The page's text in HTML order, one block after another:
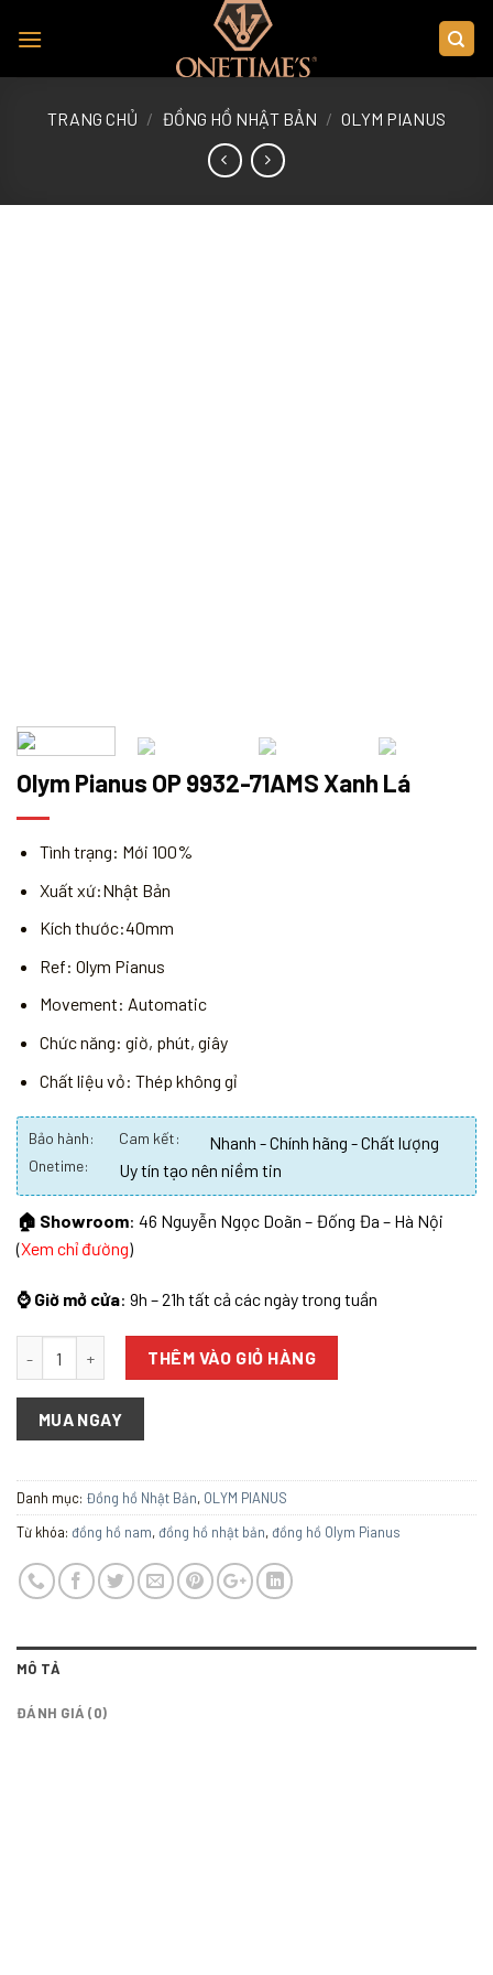
TRANG CHỦ / ĐỒNG HỒ NHẬT BẢN / OLYM PIANUS
Olym Pianus OP 9932-71AMS Xanh Lá
Tình trạng: Mới 100%
Xuất xứ:Nhật Bản
Kích thước:40mm
Ref: Olym Pianus
Movement: Automatic
Chức năng: giờ, phút, giây
Chất liệu vỏ: Thép không gỉ
Bảo hành: Cam kết: Nhanh - Chính hãng - Chất lượng
Onetime: Uy tín tạo nên niềm tin
🏠 Showroom: 46 Nguyễn Ngọc Doãn – Đống Đa – Hà Nội
(Xem chỉ đường)
⌚ Giờ mở cửa: 9h – 21h tất cả các ngày trong tuần
THÊM VÀO GIỎ HÀNG
MUA NGAY
Danh mục: Đồng hồ Nhật Bản, OLYM PIANUS
Từ khóa: đồng hồ nam,đồng hồ nhật bản,đồng hồ Olym Pianus
MÔ TẢ
ĐÁNH GIÁ (0)